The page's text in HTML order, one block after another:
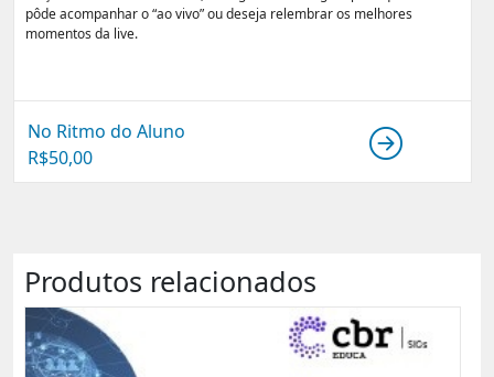
pôde acompanhar o “ao vivo” ou deseja relembrar os melhores
momentos da live.
No Ritmo do Aluno
R$50,00
Produtos relacionados